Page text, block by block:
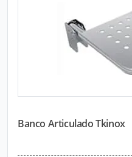
Banco Articulado Tkinox